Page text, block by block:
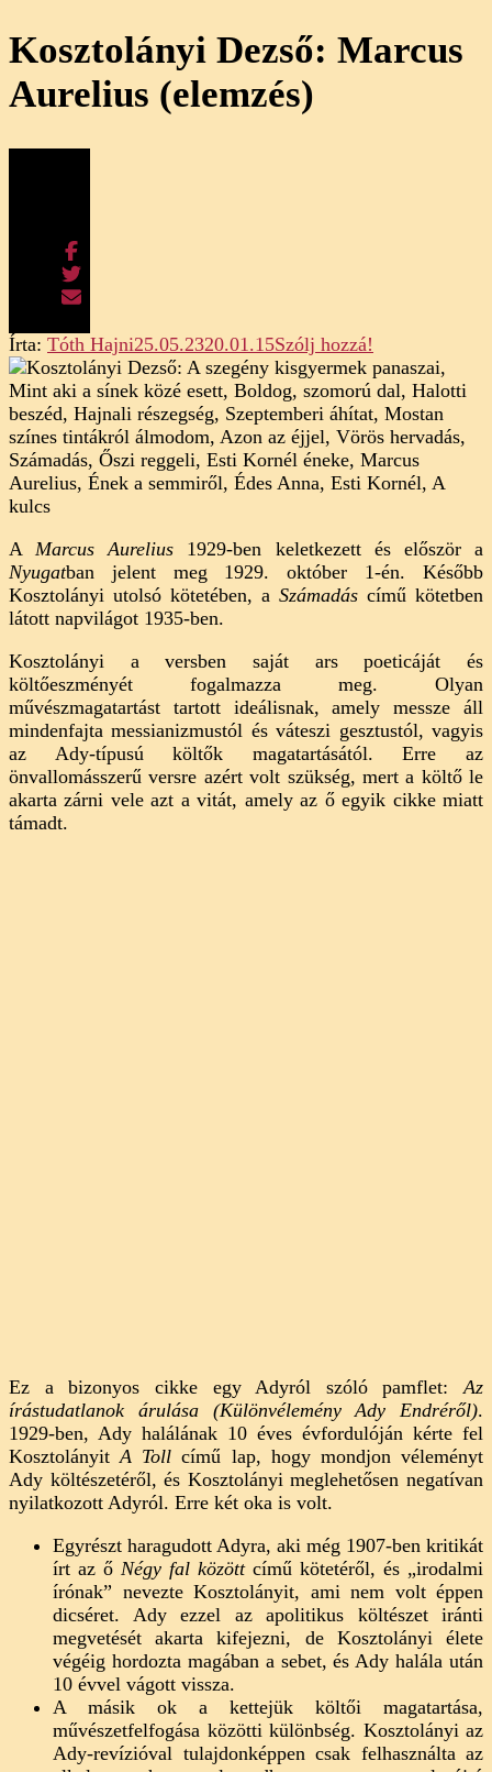
Kosztolányi Dezső: Marcus
Aurelius (elemzés)
Írta: Tóth Hajni25.05.2320.01.15Szólj hozzá!
Kosztolányi
Dezső:
Marcus
Aurelius
(elemzés)
AMarcus Aurelius 1929-ben keletkezett és először a
Nyugatban jelent meg 1929. október 1-én. Később
Kosztolányi utolsó kötetében, a Számadás című kötetben
látott napvilágot 1935-ben.
Kosztolányi a versben saját ars poeticáját és
költőeszményét fogalmazza meg. Olyan
művészmagatartást tartott ideálisnak, amely messze áll
mindenfajta messianizmustól és váteszi gesztustól, vagyis
az Ady-típusú költők magatartásától. Erre az
önvallomásszerű versre azért volt szükség, mert a költő le
akarta zárni vele azt a vitát, amely az ő egyik cikke miatt
támadt.
Ez a bizonyos cikke egy Adyról szóló pamflet:Az
írástudatlanok árulása (Különvélemény Ady Endréről).
1929-ben, Ady halálának 10 éves évfordulóján kérte fel
KosztolányitA Toll című lap, hogy mondjon véleményt
Ady költészetéről, és Kosztolányi meglehetősen negatívan
nyilatkozott Adyról. Erre két oka is volt.
Egyrészt haragudott Adyra, aki még 1907-ben kritikát
írt az ő Négy fal közöttcímű kötetéről, és „irodalmi
írónak” nevezte Kosztolányit, ami nem volt éppen
dicséret. Ady ezzel az apolitikus költészet iránti
megvetését akarta kifejezni, de Kosztolányi élete
végéig hordozta magában a sebet, és Ady halála után
10 évvel vágott vissza.
A másik ok a kettejük költői magatartása,
művészetfelfogása közötti különbség. Kosztolányi az
Ady-revízióval tulajdonképpen csak felhasználta az